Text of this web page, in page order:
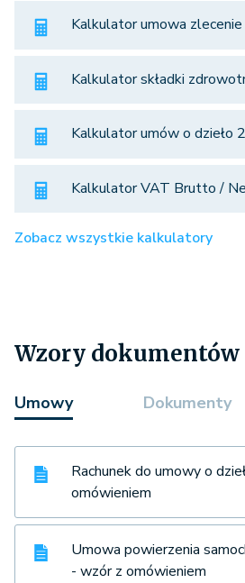
Kalkulator umowa
Kalkulator składki
Kalkulator umów o dzieło
Kalkulator VAT Brutto /
Zobacz wszystkie kalkulatory
Wzory dokumentów
Umowy Dokumenty
Rachunek do umowy o
omówieniem
Umowa powierzenia
- wzór z omówieniem